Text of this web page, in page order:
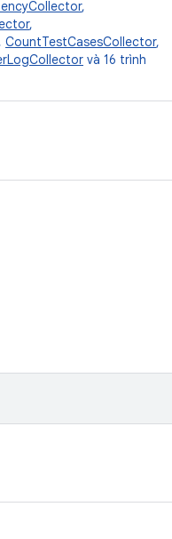
,
,
CountTestCasesCollector,
và 16 trình